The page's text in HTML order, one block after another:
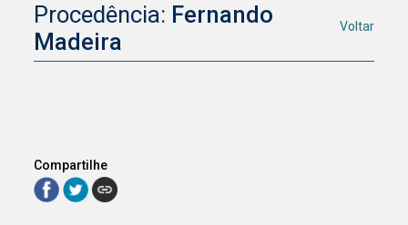
Procedência: Fernando
Madeira
Voltar
Compartilhe